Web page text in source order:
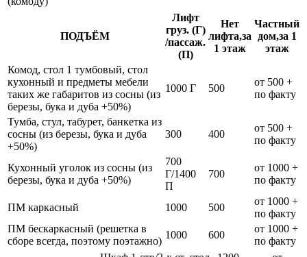
ПОДЪЁМ
Лифт
груз. (Г)
/пассаж.
(П)
Нет
лифта,за
1 этаж
Частный
дом,за 1
этаж
Комод, стол 1 тумбовый, стол
кухонный и предметы мебели
таких же габаритов из сосны (из
березы, бука и дуба +50%)
1000 Г 500
от 500 +
по факту
Тумба, стул, табурет, банкетка из
сосны (из березы, бука и дуба
+50%)
300 400
от 500 +
по факту
Кухонный уголок из сосны (из
березы, бука и дуба +50%)
700
Г/1400
П
700
от 1000 +
по факту
ПМ каркасный 1000 500
от 1000 +
по факту
ПМ бескаркасный (решетка в
сборе всегда, поэтому поэтажно)
1000 600
от 1000 +
по факту